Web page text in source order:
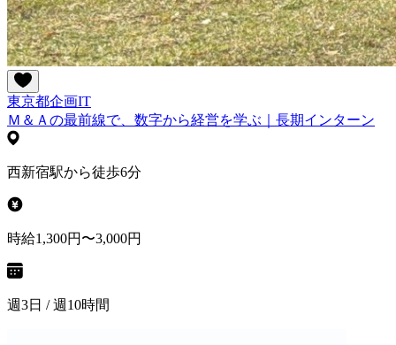
東京都企画IT
Ｍ＆Ａの最前線で、数字から経営を学ぶ｜長期インターン
西新宿駅から徒歩6分
時給1,300円〜3,000円
週3日 / 週10時間